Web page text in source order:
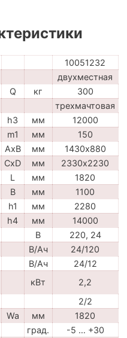
10051232
двухместная
Q кг
300
трехмачтовая
h3 мм
12000
m1 мм
150
AxB мм
1430х880
CxD мм
2330х2230
L мм
1820
B мм
1100
h1 мм
2280
h4 мм
14000
В
220, 24
В/Ач
24/120
В/Ач
24/12
кВт
2,2
2/2
Wa мм
1820
град.
-5 … +30